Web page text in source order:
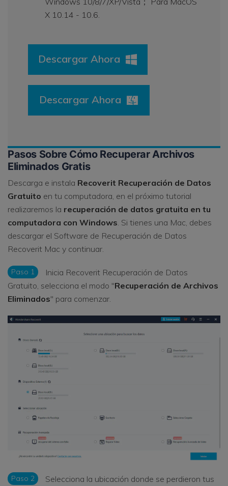
X 10.14 - 10.6.
Descargar Ahora
Descargar Ahora
Pasos Sobre Cómo Recuperar Archivos
Eliminados Gratis
Descarga e instala Recoverit Recuperación de Datos
Gratuito en tu computadora, en el próximo tutorial
realizaremos la recuperación de datos gratuita en tu
computadora con Windows . Si tienes una Mac, debes
descargar el Software de Recuperación de Datos
Recoverit Mac y continuar.
Paso 1
Inicia Recoverit Recuperación de Datos
Gratuito, selecciona el modo "Recuperación de Archivos
Eliminados" para comenzar.
Paso 2
Selecciona la ubicación donde se perdieron tus